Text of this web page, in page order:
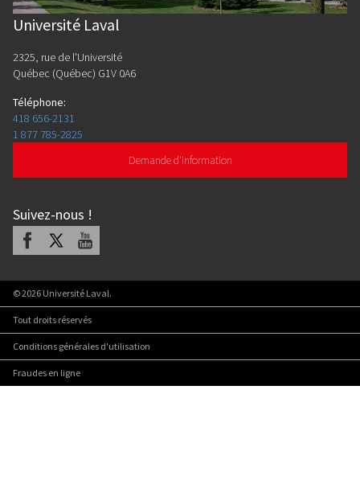
Université Laval
2325, rue de l'Université
Québec (Québec) G1V 0A6
Téléphone:
418 656-2131
1 877 785-2825
Demande d'information
Suivez-nous !
Facebook Youtube
©2026 Université Laval.
Tout droits réservés
Conditions générales d'utilisation
Fraudes en ligne